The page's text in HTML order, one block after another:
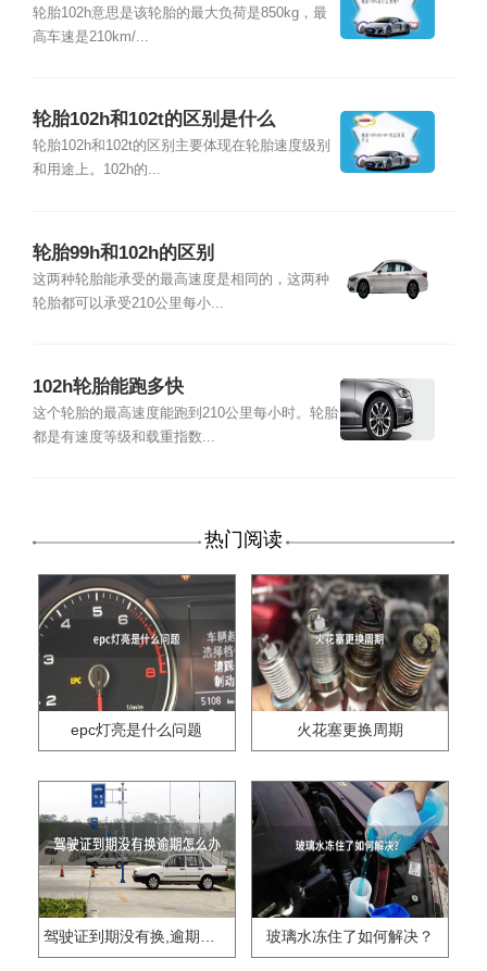
轮胎102h意思是该轮胎的最大负荷是850kg，最
高车速是210km/...
轮胎102h和102t的区别是什么
轮胎102h和102t的区别主要体现在轮胎速度级别
和用途上。102h的...
轮胎99h和102h的区别
这两种轮胎能承受的最高速度是相同的，这两种
轮胎都可以承受210公里每小...
102h轮胎能跑多快
这个轮胎的最高速度能跑到210公里每小时。轮胎
都是有速度等级和载重指数...
热门阅读
epc灯亮是什么问题 火花塞更换周期
驾驶证到期没有换,逾期怎么办?? 玻璃水冻住了如何解决？